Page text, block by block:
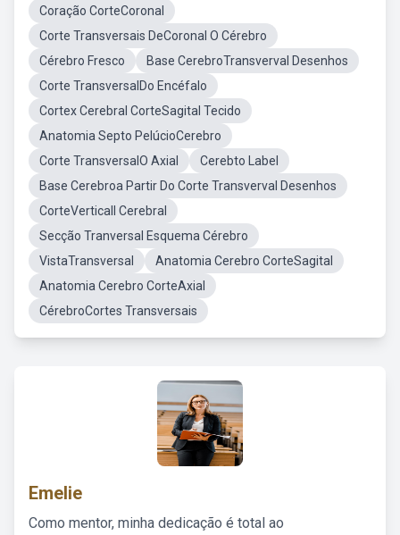
Coração CorteCoronal
Corte Transversais DeCoronal O Cérebro
Cérebro Fresco
Base CerebroTransverval Desenhos
Corte TransversalDo Encéfalo
Cortex Cerebral CorteSagital Tecido
Anatomia Septo PelúcioCerebro
Corte TransversalO Axial
Cerebto Label
Base Cerebroa Partir Do Corte Transverval Desenhos
CorteVerticall Cerebral
Secção Tranversal Esquema Cérebro
VistaTransversal
Anatomia Cerebro CorteSagital
Anatomia Cerebro CorteAxial
CérebroCortes Transversais
Emelie
Como mentor, minha dedicação é total ao